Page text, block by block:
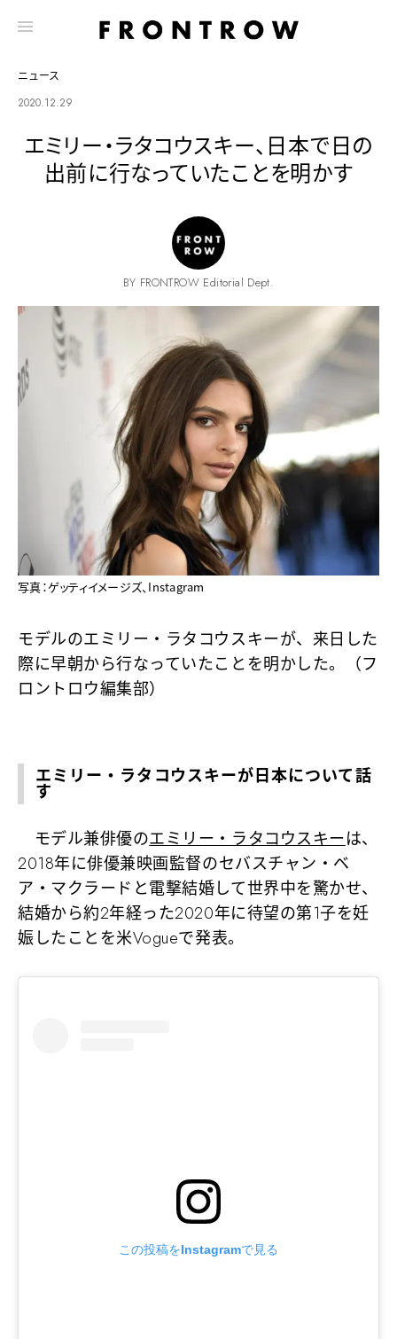
ニュース
2020.12.29
エミリー・ラタコウスキー、日本で日の
出前に行なっていたことを明かす
BY FRONTROW Editorial Dept.
写真：ゲッティイメージズ、Instagram
モデルのエミリー・ラタコウスキーが、来日した
際に早朝から行なっていたことを明かした。（フ
ロントロウ編集部）
エミリー・ラタコウスキーが日本について話
す
モデル兼俳優のエミリー・ラタコウスキーは、
2018年に俳優兼映画監督のセバスチャン・ベ
ア・マクラードと電撃結婚して世界中を驚かせ、
結婚から約2年経った2020年に待望の第1子を妊
娠したことを米Vogueで発表。
この投稿をInstagramで見る